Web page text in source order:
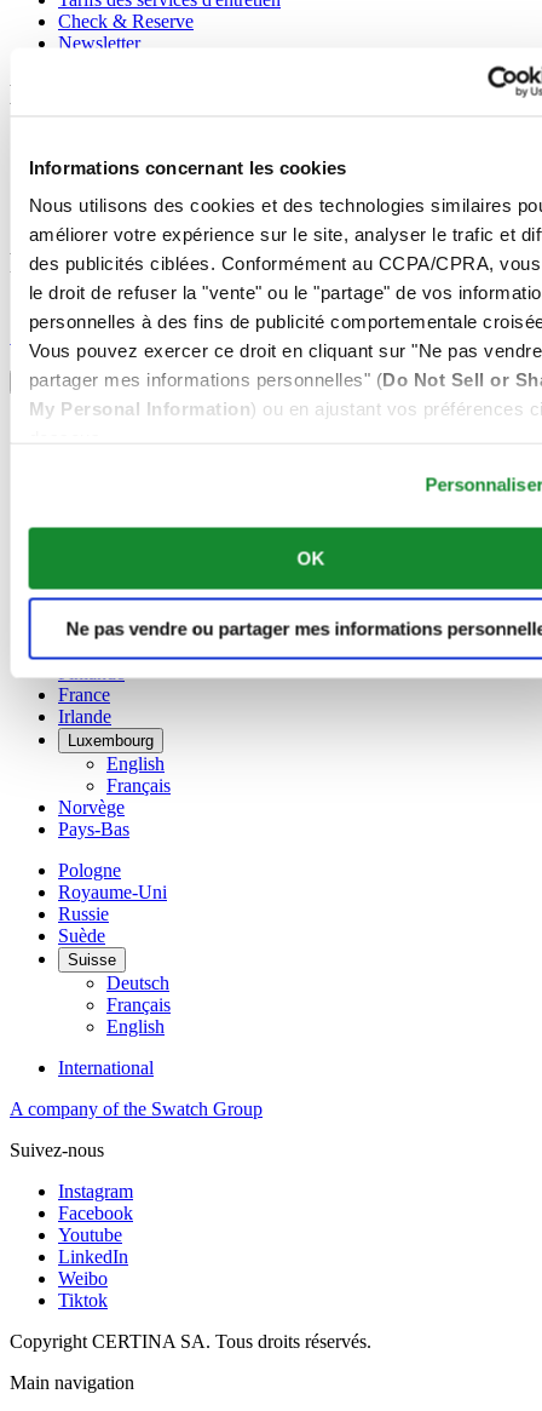
Informations concernant les cookies
Nous utilisons des cookies et des technologies similaires
améliorer votre expérience sur le site, analyser le trafic et
des publicités ciblées. Conformément au CCPA/CPRA,
le droit de refuser la "vente" ou le "partage" de vos
personnelles à des fins de publicité comportementale
Vous pouvez exercer ce droit en cliquant sur "Ne pas
partager mes informations personnelles" (Do Not Sell or
My Personal Information) ou en ajustant vos préférences
OK
Ne pas vendre ou partager mes informations
Check & Reserve
Newsletter
Mentions légales
Déclaration de Confidentialité
Conditions de vente
Rejoignez le club CERTINA
S'inscrire pour recevoir des informations exclusives
S'inscrire
Sélectionner un pays/une région
Sélecteur de langue
简体中文
Espagne
France
Irlande
Luxembourg
English
Français
Norvège
Pays-Bas
Pologne
Royaume-Uni
Russie
Suède
Suisse
Deutsch
Français
English
International
A company of the Swatch Group
Suivez-nous
Instagram
Facebook
Youtube
LinkedIn
Weibo
Tiktok
Copyright CERTINA SA. Tous droits réservés.
Main navigation